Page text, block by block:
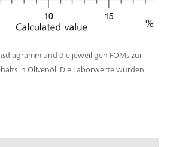
und die jeweiligen FOMs zur
in Olivenöl. Die Laborwerte wurden